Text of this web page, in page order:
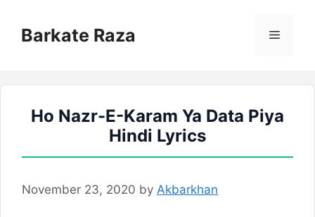
contentBarkate Raza Menu
Ho Nazr-E-Karam Ya Data Piya
Hindi Lyrics
November 23, 2020 by Akbarkhan